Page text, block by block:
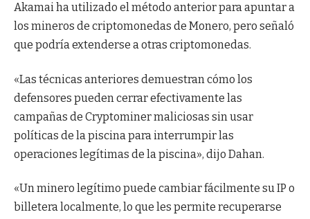
Akamai ha utilizado el método anterior para apuntar a
los mineros de criptomonedas de Monero, pero señaló
que podría extenderse a otras criptomonedas.
«Las técnicas anteriores demuestran cómo los
defensores pueden cerrar efectivamente las
campañas de Cryptominer maliciosas sin usar
políticas de la piscina para interrumpir las
operaciones legítimas de la piscina», dijo Dahan.
«Un minero legítimo puede cambiar fácilmente su IP o
billetera localmente, lo que les permite recuperarse